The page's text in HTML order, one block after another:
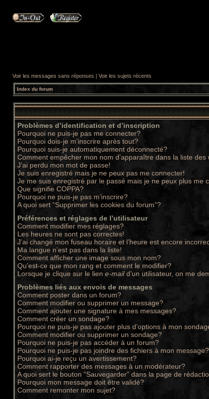
Voir les messages sans réponses | Voir les sujets récents
Index du forum
Problèmes d’identification et d’inscription
Pourquoi ne puis-je pas me connecter?
Pourquoi dois-je m’inscrire après tout?
Pourquoi suis-je automatiquement déconnecté?
Comment empêcher mon nom d’apparaître dans la liste
J’ai perdu mon mot de passe!
Je suis enregistré mais je ne peux pas me connecter!
Je me suis enregistré par le passé mais je ne peux plus me
Que signifie COPPA?
Pourquoi ne puis-je pas m’inscrire?
A quoi sert “Supprimer les cookies du forum”?
Préférences et réglages de l’utilisateur
Comment modifier mes réglages?
Les heures ne sont pas correctes!
J’ai changé mon fuseau horaire et l’heure est encore
Ma langue n’est pas dans la liste!
Comment afficher une image sous mon nom?
Qu’est-ce que mon rang et comment le modifier?
Lorsque je clique sur le lien e-maild’un utilisateur, on me
Problèmes liés aux envois de messages
Comment poster dans un forum?
Comment modifier ou supprimer un message?
Comment ajouter une signature à mes messages?
Comment créer un sondage?
Pourquoi ne puis-je pas ajouter plus d’options à mon
Comment modifier ou supprimer un sondage?
Pourquoi ne puis-je pas accéder à un forum?
Pourquoi ne puis-je pas joindre des fichiers à mon message?
Pourquoi ai-je reçu un avertissement?
Comment rapporter des messages à un modérateur?
A quoi sert le bouton “Sauvegarder” dans la page de
Pourquoi mon message doit être validé?
Comment remonter mon sujet?